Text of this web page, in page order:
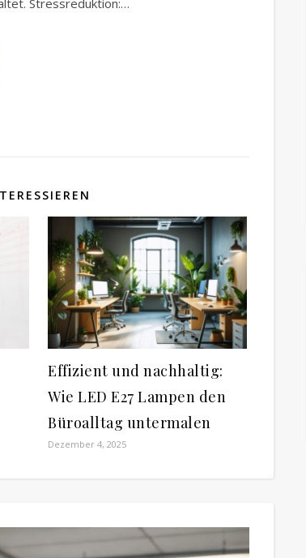
Stressreduktion:…
Effizient und nachhaltig:
Wie LED E27 Lampen den
Büroalltag untermalen
Dezember 4, 2025